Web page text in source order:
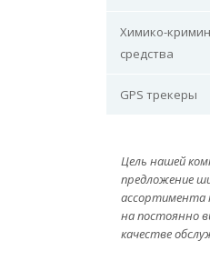
Химико-
средства
GPS трекеры
Цель нашей
предложение
ассортимента
на постоянно
качестве